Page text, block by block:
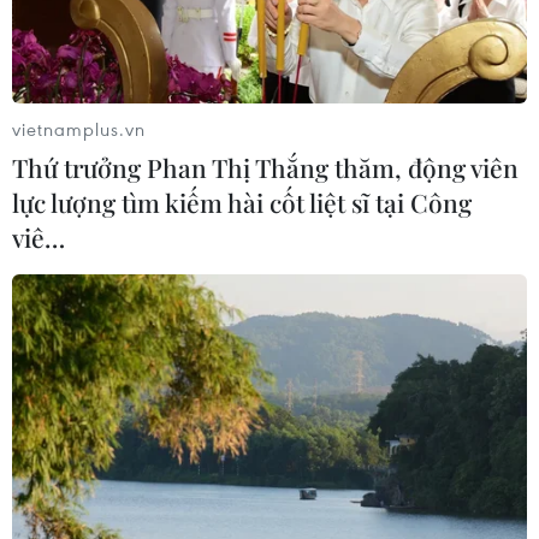
Iran tuyên bố chưa đạt đủ điều kiện
để mở lại eo biển Hormuz
03/08/2026 15:59
Làn sóng người Israel di cư ra nước
ngoài vẫn ở mức kỷ lục
03/08/2026 11:32
Tín hiệu tích cực đối với tiến trình
phục hồi kinh tế của Syria
03/08/2026 07:22
vietnamplus.vn
Thứ trưởng Phan Thị Thắng thăm, động viên
lực lượng tìm kiếm hài cốt liệt sĩ tại Công
viê…